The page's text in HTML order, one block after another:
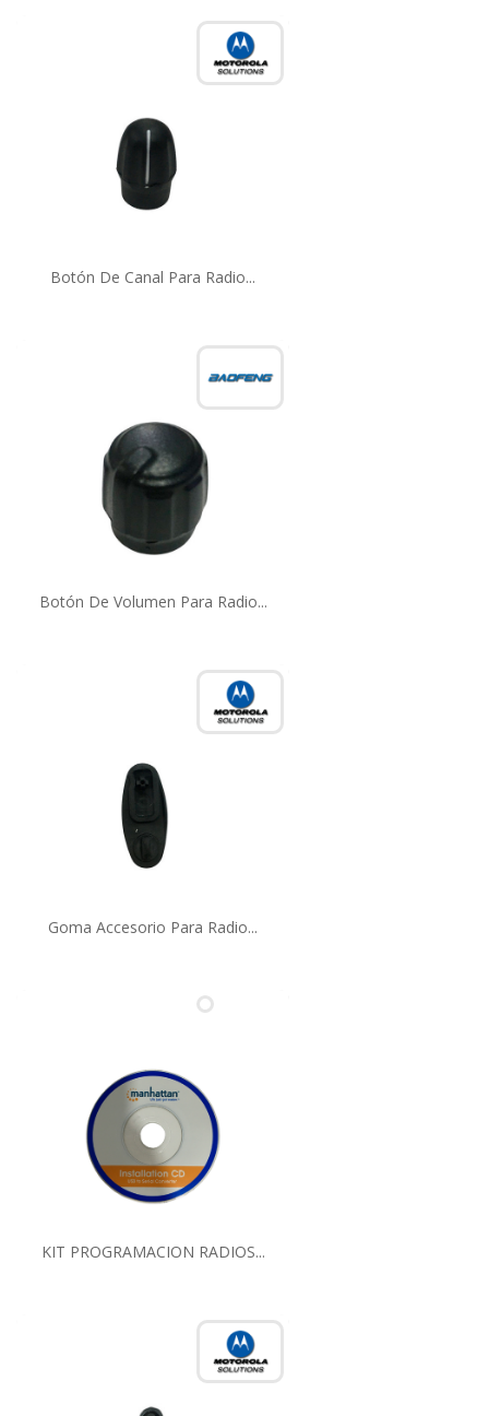
Botón De Canal Para Radio...
Botón De Volumen Para Radio...
Goma Accesorio Para Radio...
KIT PROGRAMACION RADIOS...